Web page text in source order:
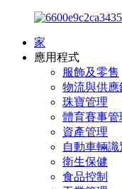
家
應用程式
服飾及零售
物流與供應
珠寶管理
體育賽事管
資產管理
自動車輛識
衛生保健
食品控制